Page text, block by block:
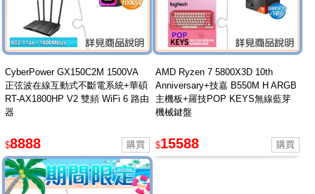
CyberPower GX150C2M 1500VA
正弦波在線互動式不斷電系統+華碩
RT-AX1800HP V2 雙頻 WiFi 6 路由
器
$8888
AMD Ryzen 7 5800X3D 10th
Anniversary+技嘉 B550M H ARGB
主機板+羅技POP KEYS無線藍芽
機械鍵盤
$15588